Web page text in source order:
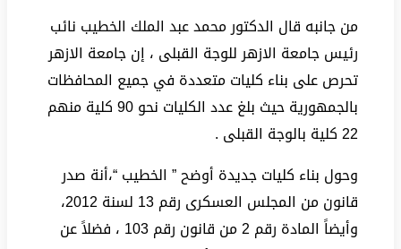
من جانبه قال الدكتور محمد عبد الملك الخطيب نائب
رئيس جامعة الازهر للوجة القبلى ، إن جامعة الازهر
تحرص على بناء كليات متعددة في جميع المحافظات
بالجمهورية حيث بلغ عدد الكليات نحو 90 كلية منهم
22 كلية بالوجة القبلى .
وحول بناء كليات جديدة أوضح ” الخطيب “،أنة صدر
قانون من المجلس العسكرى رقم 13 لسنة 2012،
وأيضاً المادة رقم 2 من قانون رقم 103 ، فضلاً عن